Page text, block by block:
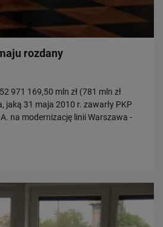
rozdany
971 169,50 mln zł (781 mln zł
jaką 31 maja 2010 r. zawarły PKP
na modernizację linii Warszawa -